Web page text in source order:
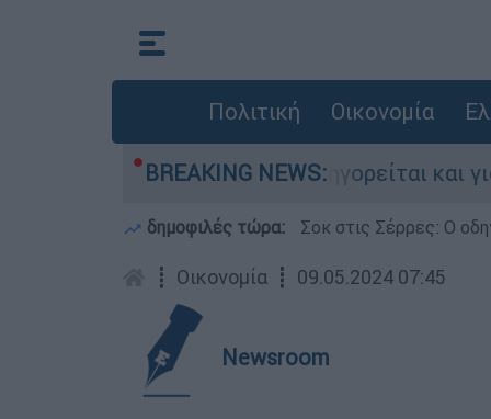
Πολιτική Οικονομία
BREAKING NEWS:
στην Ελλάδα - Κατηγορείται και για
δημοφιλές τώρα: Σοκ στις Σέρρες: Ο
┋ Οικονομία ┋ 09.05.2024 07:45
Newsroom